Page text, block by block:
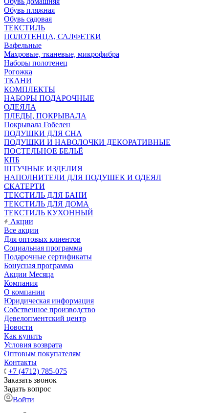
Обувь пляжная
Обувь садовая
ТЕКСТИЛЬ
ПОЛОТЕНЦА, САЛФЕТКИ
Вафельные
Махровые, тканевые, микрофибра
Наборы полотенец
Рогожка
ТКАНИ
КОМПЛЕКТЫ
НАБОРЫ ПОДАРОЧНЫЕ
ОДЕЯЛА
ПЛЕДЫ, ПОКРЫВАЛА
Покрывала Гобелен
ПОДУШКИ ДЛЯ СНА
ПОДУШКИ И НАВОЛОЧКИ ДЕКОРАТИВНЫЕ
ПОСТЕЛЬНОЕ БЕЛЬЁ
КПБ
ШТУЧНЫЕ ИЗДЕЛИЯ
НАПОЛНИТЕЛИ ДЛЯ ПОДУШЕК И ОДЕЯЛ
СКАТЕРТИ
ТЕКСТИЛЬ ДЛЯ БАНИ
ТЕКСТИЛЬ ДЛЯ ДОМА
ТЕКСТИЛЬ КУХОННЫЙ
Акции
Все акции
Для оптовых клиентов
Социальная программа
Подарочные сертификаты
Бонусная программа
Акции Месяца
Компания
О компании
Юридическая информация
Собственное производство
Девелопментский центр
Новости
Как купить
Условия возврата
Оптовым покупателям
Контакты
+7 (4712) 785-075
Заказать звонок
Задать вопрос
Войти